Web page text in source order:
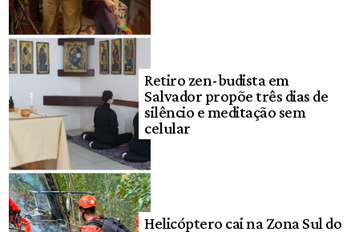
Retiro zen-budista em
Salvador propõe três dias de
silêncio e meditação sem
celular
Helicóptero cai na Zona Sul do